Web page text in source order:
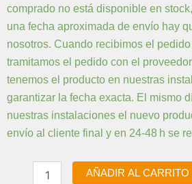
comprado no está disponible en
una fecha aproximada de envío hay
nosotros. Cuando recibimos el
tramitamos el pedido con el
tenemos el producto en nuestras
garantizar la fecha exacta. El mismo
nuestras instalaciones el nuevo
envío al cliente final y en 24-48 h se
DEL
BASCULANTE
AÑADIR AL CARRITO